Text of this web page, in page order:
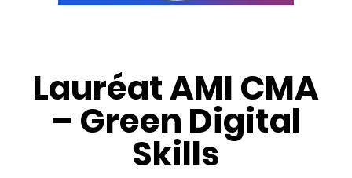
Lauréat AMI CMA
– Green Digital
Skills